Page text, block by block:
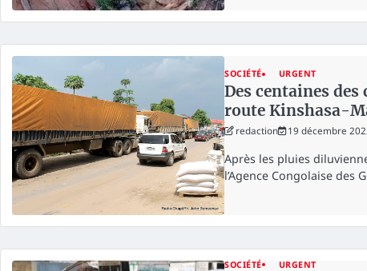
SOCIÉTÉ URGENT
Des centaines
route Kinshasa-
redaction 19 décembre
Après les pluies
l’Agence Congolaise des
SOCIÉTÉ URGENT